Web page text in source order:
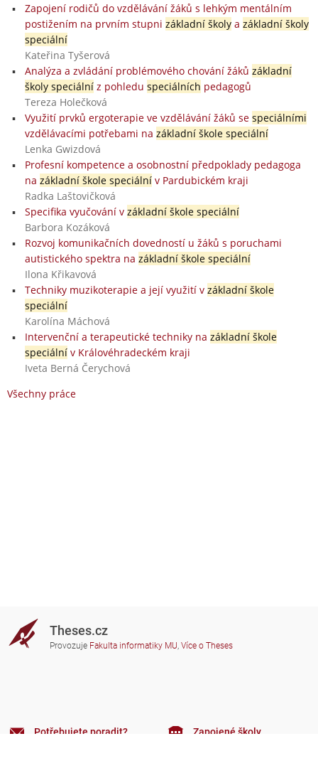
Zapojení rodičů do vzdělávání žáků s lehkým mentálním
postižením na prvním stupni základní školya základní školy
speciální
Kateřina Tyšerová
Analýza a zvládání problémového chování žáků základní
školy speciálníz pohledu speciálních pedagogů
Tereza Holečková
Využití prvků ergoterapie ve vzdělávání žáků se speciálními
vzdělávacími potřebami na základní škole speciální
Lenka Gwizdová
Profesní kompetence a osobnostní předpoklady pedagoga
na základní škole speciálnív Pardubickém kraji
Radka Laštovičková
Specifika vyučování v základní škole speciální
Barbora Kozáková
Rozvoj komunikačních dovedností u žáků s poruchami
autistického spektra na základní škole speciální
Ilona Křikavová
Techniky muzikoterapie a její využití v základní škole
speciální
Karolína Máchová
Intervenční a terapeutické techniky na základní škole
speciálnív Královéhradeckém kraji
Iveta Berná Čerychová
Všechny práce
Theses.cz
Provozuje Fakulta informatiky MU, Více o Theses
Potřebujete poradit? Zapojené školy